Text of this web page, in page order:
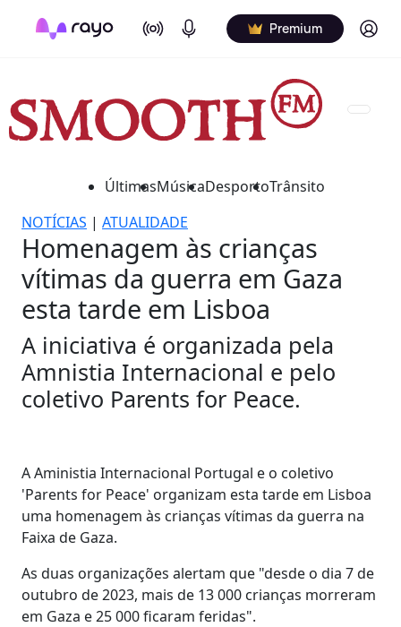
On Air Podcasts Premium Log in
ÚltimasMúsicaDesportoTrânsito
NOTÍCIAS | ATUALIDADE
Homenagem às crianças
vítimas da guerra em Gaza
esta tarde em Lisboa
A iniciativa é organizada pela
Amnistia Internacional e pelo
coletivo Parents for Peace.
A Aministia Internacional Portugal e o coletivo
'Parents for Peace' organizam esta tarde em Lisboa
uma homenagem às crianças vítimas da guerra na
Faixa de Gaza.
As duas organizações alertam que "desde o dia 7 de
outubro de 2023, mais de 13 000 crianças morreram
em Gaza e 25 000 ficaram feridas".